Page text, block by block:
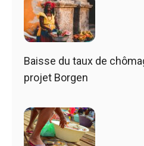
Baisse du taux de
projet Borgen